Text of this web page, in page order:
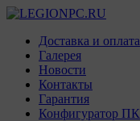
Доставка и оплата
Галерея
Новости
Контакты
Гарантия
Конфигуратор ПК